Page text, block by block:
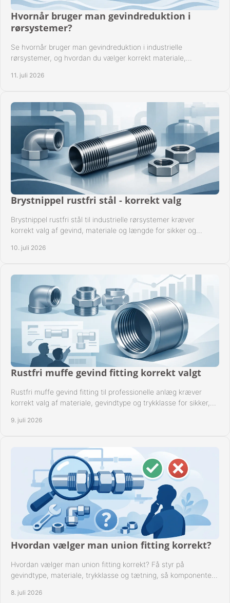
Hvornår bruger man gevindreduktion i
rørsystemer?
Se hvornår bruger man gevindreduktion i industrielle
rørsystemer, og hvordan du vælger korrekt materiale,
11. juli 2026
Brystnippel rustfri stål - korrekt valg
Brystnippel rustfri stål til industrielle rørsystemer kræver
korrekt valg af gevind, materiale og længde for sikker og
10. juli 2026
Rustfri muffe gevind fitting korrekt valgt
Rustfri muffe gevind fitting til professionelle anlæg kræver
korrekt valg af materiale, gevindtype og trykklasse for sikker,
9. juli 2026
Hvordan vælger man union fitting korrekt?
Hvordan vælger man union fitting korrekt? Få styr på
gevindtype, materiale, trykklasse og tætning, så komponenten
8. juli 2026